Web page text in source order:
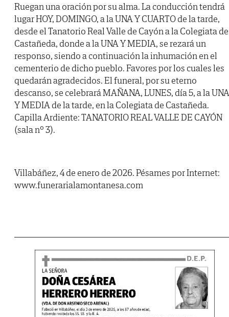
Ruegan una oración por su alma. La conducción tendrá
lugar HOY, DOMINGO, a la UNA Y CUARTO de la tarde,
desde el Tanatorio Real Valle de Cayón a la Colegiata de
Castañeda, donde a la UNA Y MEDIA, se rezará un
responso, siendo a continuación la inhumación en el
cementerio de dicho pueblo. Favores por los cuales les
quedarán agradecidos. El funeral, por su eterno
descanso, se celebrará MAÑANA, LUNES, día 5, a la UNA
Y MEDIA de la tarde, en la Colegiata de Castañeda.
Capilla Ardiente: TANATORIO REAL VALLE DE CAYÓN
(sala nº 3).
Villabáñez, 4 de enero de 2026. Pésames por Internet:
www.funerarialamontanesa.com